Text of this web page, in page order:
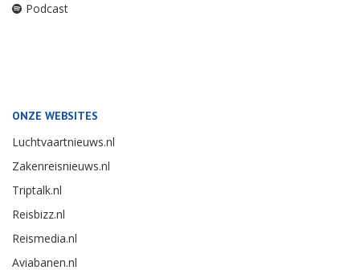
Podcast
ONZE WEBSITES
Luchtvaartnieuws.nl
Zakenreisnieuws.nl
Triptalk.nl
Reisbizz.nl
Reismedia.nl
Aviabanen.nl